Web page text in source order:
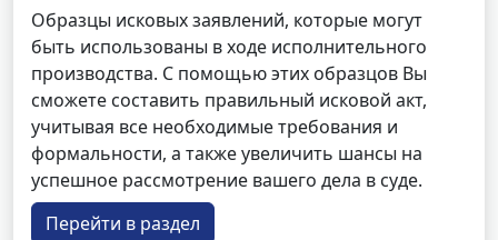
Образцы исковых заявлений, которые могут
быть использованы в ходе исполнительного
производства. С помощью этих образцов Вы
сможете составить правильный исковой акт,
учитывая все необходимые требования и
формальности, а также увеличить шансы на
успешное рассмотрение вашего дела в суде.
Перейти в раздел